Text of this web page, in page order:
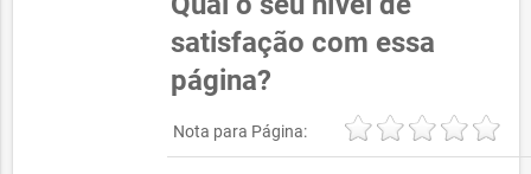
satisfação com essa
página?
Nota para Página: